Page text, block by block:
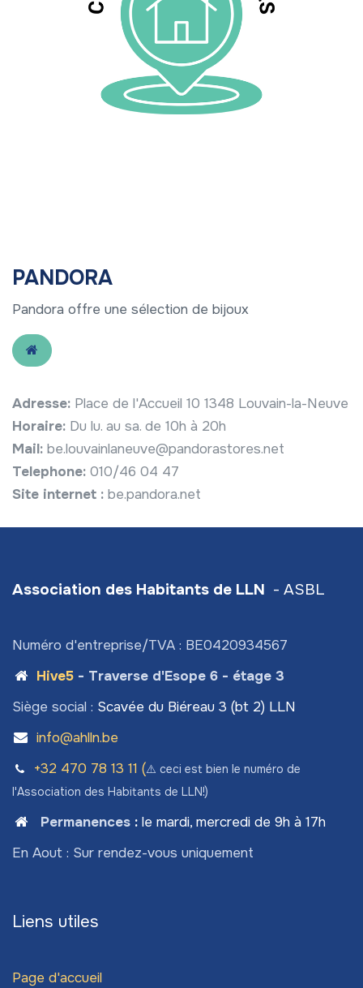
PANDORA
Pandora offre une sélection de bijoux
Adresse: Place de l'Accueil 10 1348 Louvain-la-Neuve
Horaire: Du lu. au sa. de 10h à 20h
Mail: be.louvainlaneuve@pandorastores.net
Telephone: 010/46 04 47
Site internet : be.pandora.net
Association des Habitants de LLN - ASBL
Numéro d'entreprise/TVA : BE0420934567
Hive5- Traverse d'Esope 6 - étage 3
Siège social : Scavée du Biéreau 3 (bt 2) LLN
info@ahlln.be
+32 470 78​ 13 11 (⚠️ ceci est bien le numéro de
l'Association des Habitants de LLN!)
Permanences: le mardi, mercredi de 9h à 17h
En Aout : Sur rendez-vous uniquement
Liens utiles
Page d'accueil